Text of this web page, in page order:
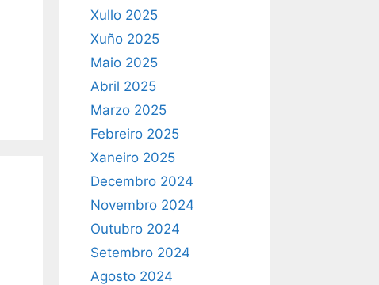
Xullo 2025
Xuño 2025
Maio 2025
Abril 2025
Marzo 2025
Febreiro 2025
Xaneiro 2025
Decembro 2024
Novembro 2024
Outubro 2024
Setembro 2024
Agosto 2024